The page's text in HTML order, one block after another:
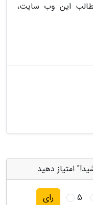
این وب سایت،
امتیاز دهید
5 رای